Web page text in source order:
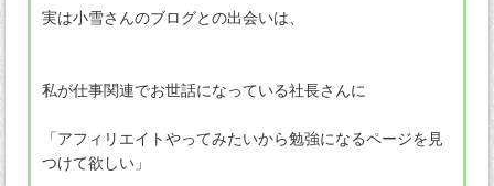
実は小雪さんのブログとの出会いは、
私が仕事関連でお世話になっている社長さんに
「アフィリエイトやってみたいから勉強になるページを見
つけて欲しい」